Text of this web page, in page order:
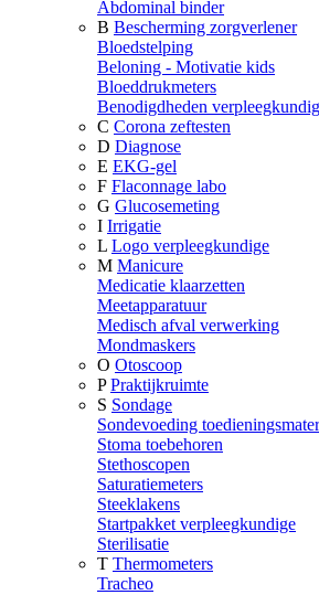
Abdominal binder
B Bescherming zorgverlener
Bloedstelping
Beloning - Motivatie kids
Bloeddrukmeters
Benodigdheden
C Corona zeftesten
D Diagnose
E EKG-gel
F Flaconnage labo
G Glucosemeting
I Irrigatie
L Logo verpleegkundige
M Manicure
Medicatie klaarzetten
Meetapparatuur
Medisch afval verwerking
Mondmaskers
O Otoscoop
P Praktijkruimte
S Sondage
Sondevoeding
Stoma toebehoren
Stethoscopen
Saturatiemeters
Steeklakens
Startpakket verpleegkundige
Sterilisatie
T Thermometers
Tracheo